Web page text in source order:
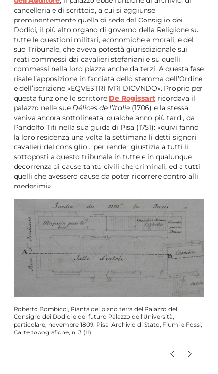
cancelleria e di scrittoio, a cui si aggiunse
preminentemente quella di sede del Consiglio dei
Dodici, il più alto organo di governo della Religione su
tutte le questioni militari, economiche e morali, e del
suo Tribunale, che aveva potestà giurisdizionale sui
reati commessi dai cavalieri stefaniani e su quelli
commessi nella loro piazza anche da terzi. A questa fase
risale l’apposizione in facciata dello stemma dell’Ordine
e dell’iscrizione «EQVESTRI IVRI DICVNDO». Proprio per
questa funzione lo scrittore De Rogissart ricordava il
palazzo nelle sue Délices de l’Italie (1706) e la stessa
veniva ancora sottolineata, qualche anno più tardi, da
Pandolfo Titi nella sua guida di Pisa (1751): «quivi fanno
la loro residenza una volta la settimana li detti signori
cavalieri del consiglio… per render giustizia a tutti li
sottoposti a questo tribunale in tutte e in qualunque
decorrenza di cause tanto civili che criminali, ed a tutti
quelli che avessero cause da poter ricorrere contro alli
medesimi».
Roberto Bombicci, Pianta del piano terra del Palazzo del
Consiglio dei Dodici e del futuro Palazzo dell'Università,
particolare, novembre 1809. Pisa, Archivio di Stato, Fiumi e Fossi,
Carte topografiche, n. 3 (II)